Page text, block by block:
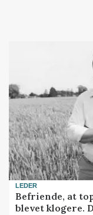
LEDER
Befriende, at
blevet klogere.